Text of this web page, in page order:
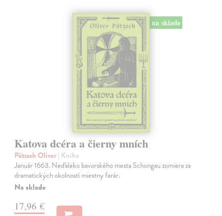
na sklade
Katova dcéra a čierny mních
Pötzsch Oliver| Kniha
Január 1663. Neďaleko bavorského mesta Schongau zomiera za
dramatických okolností miestny farár.
Na sklade
17,96 €